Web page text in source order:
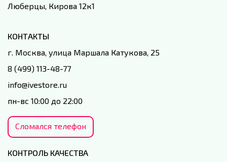
Люберцы, Кирова 12к1
КОНТАКТЫ
г. Москва, улица Маршала Катукова, 25
8 (499) 113-48-77
info@ivestore.ru
пн-вс 10:00 до 22:00
Сломался телефон
КОНТРОЛЬ КАЧЕСТВА